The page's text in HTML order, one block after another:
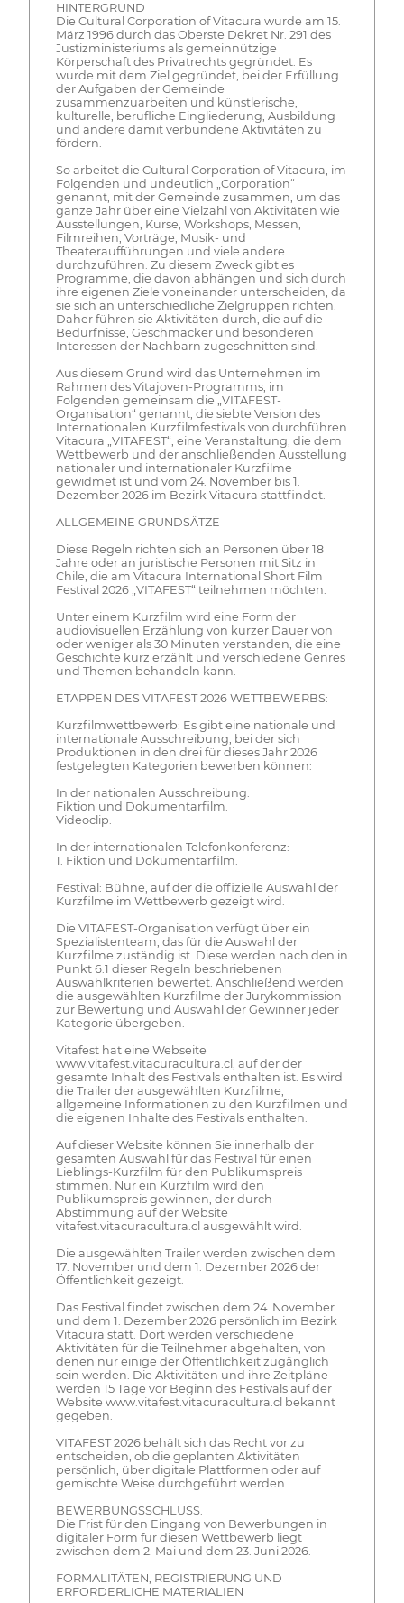
HINTERGRUND
Die Cultural Corporation of Vitacura wurde am 15.
März 1996 durch das Oberste Dekret Nr. 291 des
Justizministeriums als gemeinnützige
Körperschaft des Privatrechts gegründet. Es
wurde mit dem Ziel gegründet, bei der Erfüllung
der Aufgaben der Gemeinde
zusammenzuarbeiten und künstlerische,
kulturelle, berufliche Eingliederung, Ausbildung
und andere damit verbundene Aktivitäten zu
fördern.
So arbeitet die Cultural Corporation of Vitacura, im
Folgenden und undeutlich „Corporation“
genannt, mit der Gemeinde zusammen, um das
ganze Jahr über eine Vielzahl von Aktivitäten wie
Ausstellungen, Kurse, Workshops, Messen,
Filmreihen, Vorträge, Musik- und
Theateraufführungen und viele andere
durchzuführen. Zu diesem Zweck gibt es
Programme, die davon abhängen und sich durch
ihre eigenen Ziele voneinander unterscheiden, da
sie sich an unterschiedliche Zielgruppen richten.
Daher führen sie Aktivitäten durch, die auf die
Bedürfnisse, Geschmäcker und besonderen
Interessen der Nachbarn zugeschnitten sind.
Aus diesem Grund wird das Unternehmen im
Rahmen des Vitajoven-Programms, im
Folgenden gemeinsam die „VITAFEST-
Organisation“ genannt, die siebte Version des
Internationalen Kurzfilmfestivals von durchführen
Vitacura „VITAFEST“, eine Veranstaltung, die dem
Wettbewerb und der anschließenden Ausstellung
nationaler und internationaler Kurzfilme
gewidmet ist und vom 24. November bis 1.
Dezember 2026 im Bezirk Vitacura stattfindet.
ALLGEMEINE GRUNDSÄTZE
Diese Regeln richten sich an Personen über 18
Jahre oder an juristische Personen mit Sitz in
Chile, die am Vitacura International Short Film
Festival 2026 „VITAFEST“ teilnehmen möchten.
Unter einem Kurzfilm wird eine Form der
audiovisuellen Erzählung von kurzer Dauer von
oder weniger als 30 Minuten verstanden, die eine
Geschichte kurz erzählt und verschiedene Genres
und Themen behandeln kann.
ETAPPEN DES VITAFEST 2026 WETTBEWERBS:
Kurzfilmwettbewerb: Es gibt eine nationale und
internationale Ausschreibung, bei der sich
Produktionen in den drei für dieses Jahr 2026
festgelegten Kategorien bewerben können:
In der nationalen Ausschreibung:
Fiktion und Dokumentarfilm.
Videoclip.
In der internationalen Telefonkonferenz:
1. Fiktion und Dokumentarfilm.
Festival: Bühne, auf der die offizielle Auswahl der
Kurzfilme im Wettbewerb gezeigt wird.
Die VITAFEST-Organisation verfügt über ein
Spezialistenteam, das für die Auswahl der
Kurzfilme zuständig ist. Diese werden nach den in
Punkt 6.1 dieser Regeln beschriebenen
Auswahlkriterien bewertet. Anschließend werden
die ausgewählten Kurzfilme der Jurykommission
zur Bewertung und Auswahl der Gewinner jeder
Kategorie übergeben.
Vitafest hat eine Webseite
www.vitafest.vitacuracultura.cl, auf der der
gesamte Inhalt des Festivals enthalten ist. Es wird
die Trailer der ausgewählten Kurzfilme,
allgemeine Informationen zu den Kurzfilmen und
die eigenen Inhalte des Festivals enthalten.
Auf dieser Website können Sie innerhalb der
gesamten Auswahl für das Festival für einen
Lieblings-Kurzfilm für den Publikumspreis
stimmen. Nur ein Kurzfilm wird den
Publikumspreis gewinnen, der durch
Abstimmung auf der Website
vitafest.vitacuracultura.cl ausgewählt wird.
Die ausgewählten Trailer werden zwischen dem
17. November und dem 1. Dezember 2026 der
Öffentlichkeit gezeigt.
Das Festival findet zwischen dem 24. November
und dem 1. Dezember 2026 persönlich im Bezirk
Vitacura statt. Dort werden verschiedene
Aktivitäten für die Teilnehmer abgehalten, von
denen nur einige der Öffentlichkeit zugänglich
sein werden. Die Aktivitäten und ihre Zeitpläne
werden 15 Tage vor Beginn des Festivals auf der
Website www.vitafest.vitacuracultura.cl bekannt
gegeben.
VITAFEST 2026 behält sich das Recht vor zu
entscheiden, ob die geplanten Aktivitäten
persönlich, über digitale Plattformen oder auf
gemischte Weise durchgeführt werden.
BEWERBUNGSSCHLUSS.
Die Frist für den Eingang von Bewerbungen in
digitaler Form für diesen Wettbewerb liegt
zwischen dem 2. Mai und dem 23. Juni 2026.
FORMALITÄTEN, REGISTRIERUNG UND
ERFORDERLICHE MATERIALIEN